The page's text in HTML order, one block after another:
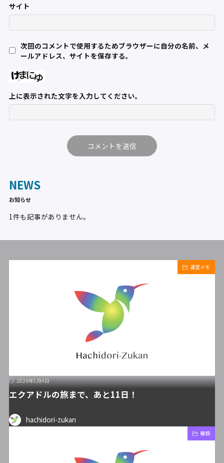
サイト
次回のコメントで使用するためブラウザーに自分の名前、メ
ールアドレス、サイトを保存する。
上に表示された文字を入力してください。
NEWS
お知らせ
1件も記事がありません。
運営メモ
2026年1月4日
エクアドルの旅まで、あと11日！
hachidori-zukan
種類